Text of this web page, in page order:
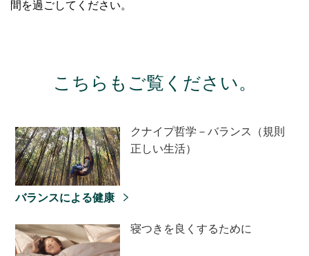
間を過ごしてください。
こちらもご覧ください。
クナイプ哲学－バランス（規則
正しい生活）
バランスによる健康
寝つきを良くするために